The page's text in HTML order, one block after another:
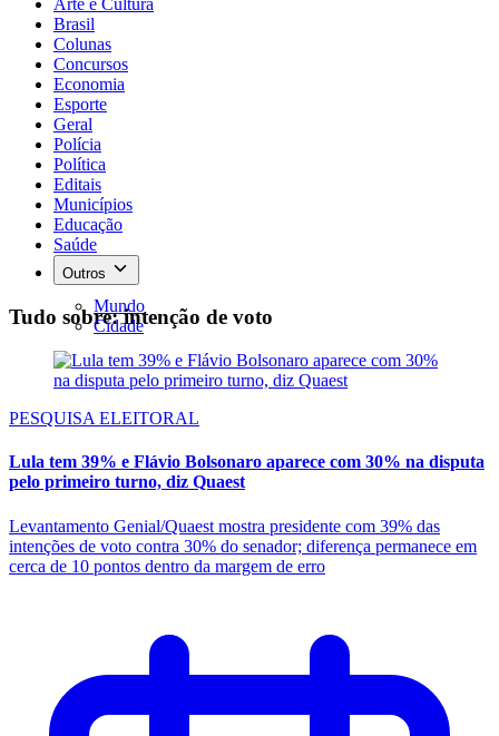
Brasil
Colunas
Concursos
Economia
Esporte
Geral
Polícia
Política
Editais
Municípios
Educação
Saúde
Outros
Mundo
Cidade
Tudo sobre: intenção de voto
PESQUISA ELEITORAL
Lula tem 39% e Flávio Bolsonaro aparece com 30% na disputa
pelo primeiro turno, diz Quaest
Levantamento Genial/Quaest mostra presidente com 39% das
intenções de voto contra 30% do senador; diferença permanece em
cerca de 10 pontos dentro da margem de erro